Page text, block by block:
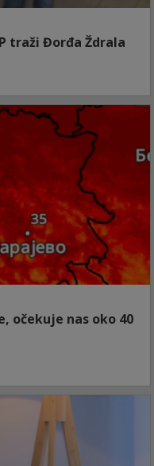
traži Đorđa Ždrala
očekuje nas oko 40